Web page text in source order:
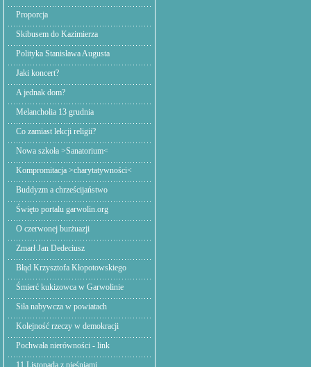
Proporcja
Skibusem do Kazimierza
Polityka Stanisława Augusta
Jaki koncert?
A jednak dom?
Melancholia 13 grudnia
Co zamiast lekcji religii?
Nowa szkoła >Sanatorium<
Kompromitacja >charytatywności<
Buddyzm a chrześcijaństwo
Święto portalu garwolin.org
O czerwonej burżuazji
Zmarł Jan Dedeciusz
Błąd Krzysztofa Kłopotowskiego
Śmierć kukizowca w Garwolinie
Siła nabywcza w powiatach
Kolejność rzeczy w demokracji
Pochwała nierówności - link
11 Listopada z pieśniami